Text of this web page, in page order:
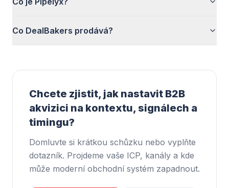
Co DealBakers prodává?
Chcete zjistit, jak nastavit B2B
akvizici na kontextu, signálech a
timingu?
Domluvte si krátkou schůzku nebo vyplňte
dotazník. Projdeme vaše ICP, kanály a kde
může moderní obchodní systém zapadnout.